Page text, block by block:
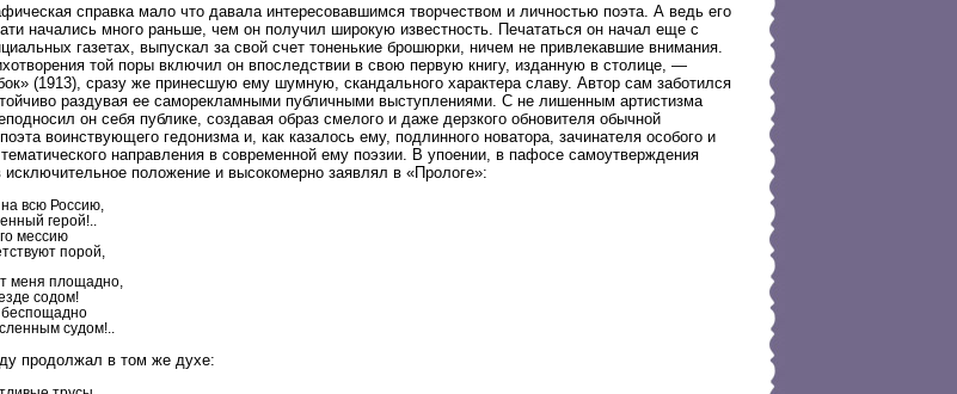
справка мало что давала интересовавшимся творчеством и личностью поэта. А ведь его
начались много раньше, чем он получил широкую известность. Печататься он начал еще с
газетах, выпускал за свой счет тоненькие брошюрки, ничем не привлекавшие внимания.
той поры включил он впоследствии в свою первую книгу, изданную в столице, —
(1913), сразу же принесшую ему шумную, скандального характера славу. Автор сам заботился
раздувая ее саморекламными публичными выступлениями. С не лишенным артистизма
он себя публике, создавая образ смелого и даже дерзкого обновителя обычной
воинствующего гедонизма и, как казалось ему, подлинного новатора, зачинателя особого и
тематического направления в современной ему поэзии. В упоении, в пафосе самоутверждения
исключительное положение и высокомерно заявлял в «Прологе»:
всю Россию,
герой!..
мессию
порой,
меня площадно,
содом!
судом!..
продолжал в том же духе: